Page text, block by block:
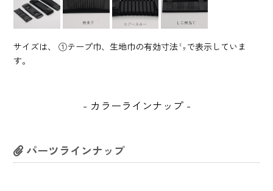
サイズは、 ①テープ巾、生地巾の有効寸法㍉で表示していま
す。
カラーラインナップ
パーツラインナップ